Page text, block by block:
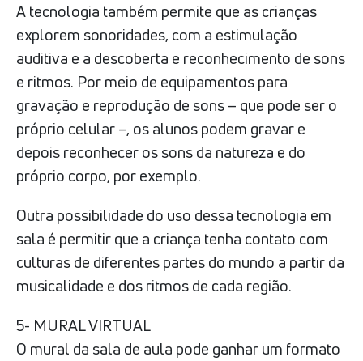
A tecnologia também permite que as crianças
explorem sonoridades, com a estimulação
auditiva e a descoberta e reconhecimento de sons
e ritmos. Por meio de equipamentos para
gravação e reprodução de sons – que pode ser o
próprio celular –, os alunos podem gravar e
depois reconhecer os sons da natureza e do
próprio corpo, por exemplo.
Outra possibilidade do uso dessa tecnologia em
sala é permitir que a criança tenha contato com
culturas de diferentes partes do mundo a partir da
musicalidade e dos ritmos de cada região.
5- MURAL VIRTUAL
O mural da sala de aula pode ganhar um formato